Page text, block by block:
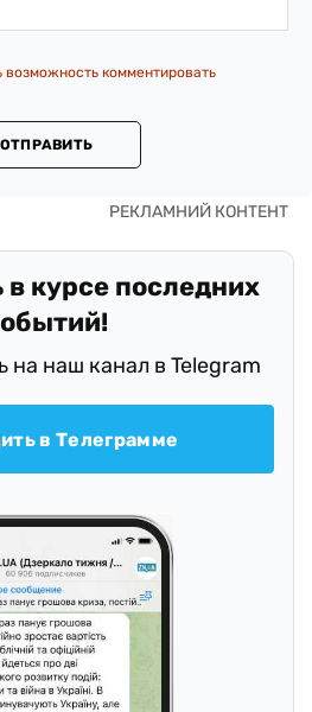
возможность комментировать
ОТПРАВИТЬ
в курсе последних
на наш канал в Telegram
в Телеграмме